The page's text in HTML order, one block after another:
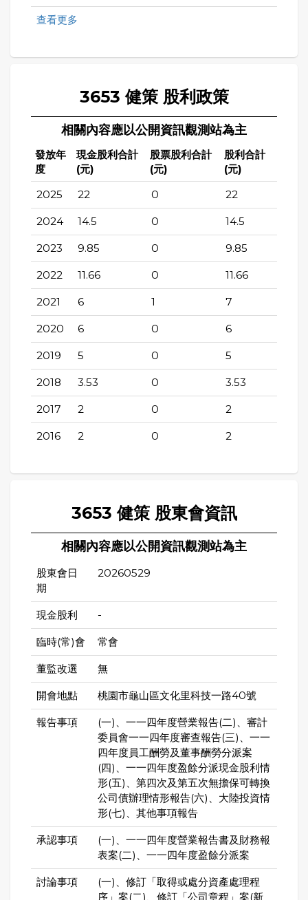
查看更多
3653 健策 股利政策
相關內容應以公開資訊觀測站為主
發放年
度
現金股利合計
(元)
股票股利合計
(元)
股利合計
(元)
2025 22 0 22
2024 14.5 0 14.5
2023 9.85 0 9.85
2022 11.66 0 11.66
2021 6 1 7
2020 6 0 6
2019 5 0 5
2018 3.53 0 3.53
2017 2 0 2
2016 2 0 2
3653 健策 股東會資訊
相關內容應以公開資訊觀測站為主
股東會日
期
20260529
現金股利 -
臨時(常)會 常會
董監改選 無
開會地點 桃園市龜山區文化里科技一路40號
報告事項
(一)、一一四年度營業報告(二)、審計
委員會一一四年度審查報告(三)、一一
四年度員工酬勞及董事酬勞分派案
(四)、一一四年度盈餘分派現金股利情
形(五)、第四次及第五次無擔保可轉換
公司債辦理情形報告(六)、大陸投資情
形(七)、其他事項報告
承認事項
(一)、一一四年度營業報告書及財務報
表案(二)、一一四年度盈餘分派案
討論事項
(一)、修訂「取得或處分資產處理程
序」案(二)、修訂「公司章程」案(新